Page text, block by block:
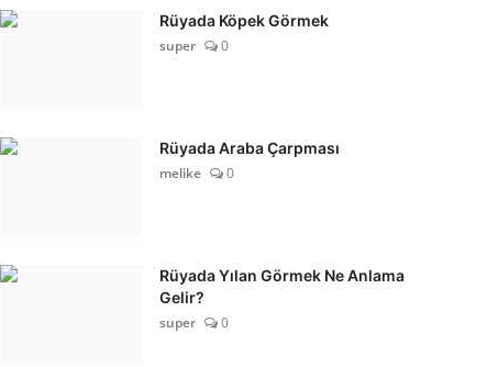
Rüyada Köpek Görmek
super
0
Rüyada Araba Çarpması
melike
0
Rüyada Yılan Görmek Ne Anlama
Gelir?
super
0